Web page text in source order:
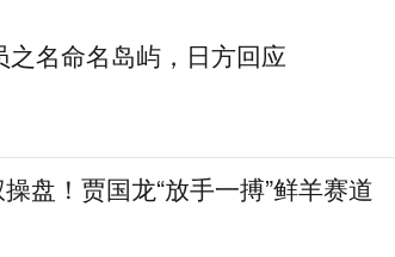
之名命名岛屿，日方回应
盘！贾国龙“放手一搏”鲜羊赛道